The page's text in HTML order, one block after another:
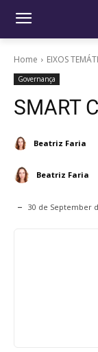
Home EIXOS
Governança
SMART
Beatriz Faria
Beatriz Faria
30 de September